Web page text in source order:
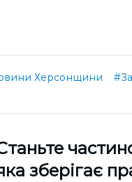
Херсонщини
зберігає